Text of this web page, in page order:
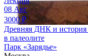
08 Авг
3000₽
Древняя ДНК и история
в палеолите
Парк «Зарядье»